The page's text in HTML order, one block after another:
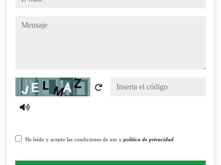
mensaje
Captcha
He leído y acepto las condiciones de uso y política de privacidad